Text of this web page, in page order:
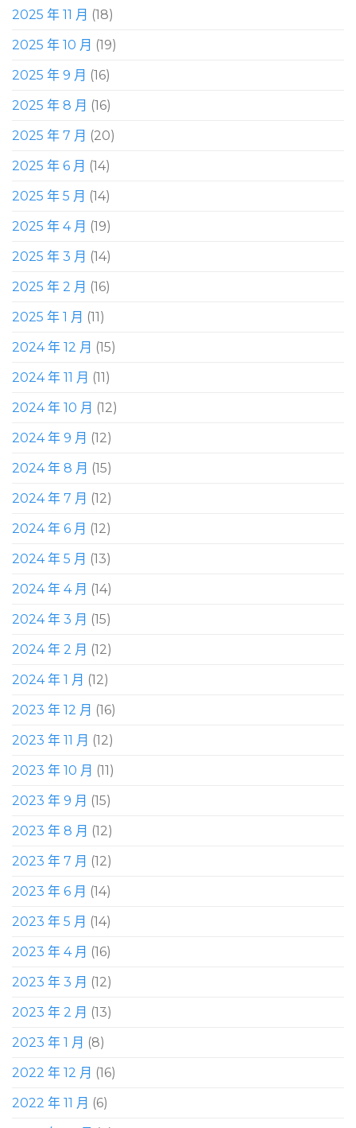
2025 年 11 月 (18)
2025 年 10 月 (19)
2025 年 9 月 (16)
2025 年 8 月 (16)
2025 年 7 月 (20)
2025 年 6 月 (14)
2025 年 5 月 (14)
2025 年 4 月 (19)
2025 年 3 月 (14)
2025 年 2 月 (16)
2025 年 1 月 (11)
2024 年 12 月 (15)
2024 年 11 月 (11)
2024 年 10 月 (12)
2024 年 9 月 (12)
2024 年 8 月 (15)
2024 年 7 月 (12)
2024 年 6 月 (12)
2024 年 5 月 (13)
2024 年 4 月 (14)
2024 年 3 月 (15)
2024 年 2 月 (12)
2024 年 1 月 (12)
2023 年 12 月 (16)
2023 年 11 月 (12)
2023 年 10 月 (11)
2023 年 9 月 (15)
2023 年 8 月 (12)
2023 年 7 月 (12)
2023 年 6 月 (14)
2023 年 5 月 (14)
2023 年 4 月 (16)
2023 年 3 月 (12)
2023 年 2 月 (13)
2023 年 1 月 (8)
2022 年 12 月 (16)
2022 年 11 月 (6)